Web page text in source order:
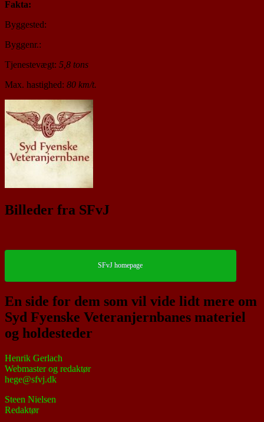
Fakta:
Byggested:
Byggenr.:
Tjenestevægt: 5,8 tons
Max. hastighed: 80 km/t.
Billeder fra SFvJ
SFvJ homepage
En side for dem som vil vide lidt mere om
Syd Fyenske Veteranjernbanes materiel
og holdesteder
Henrik Gerlach
Webmaster og redaktør
hege@sfvj.dk
Steen Nielsen
Redaktør